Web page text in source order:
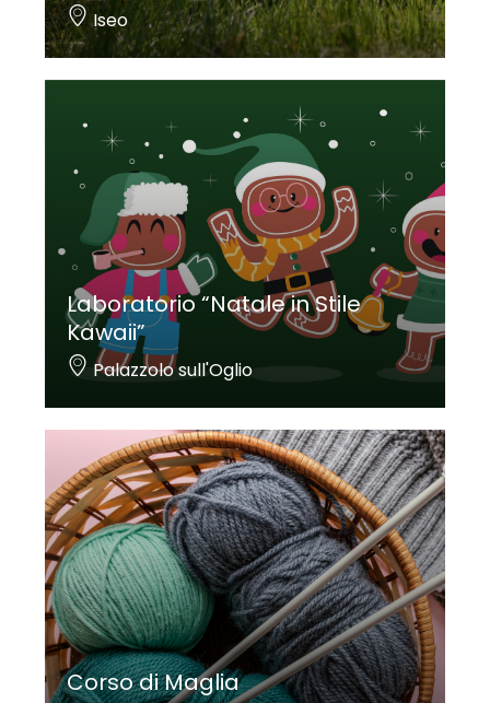
Iseo
Laboratorio “Natale in Stile
Kawaii”
Palazzolo sull'Oglio
Corso di Maglia